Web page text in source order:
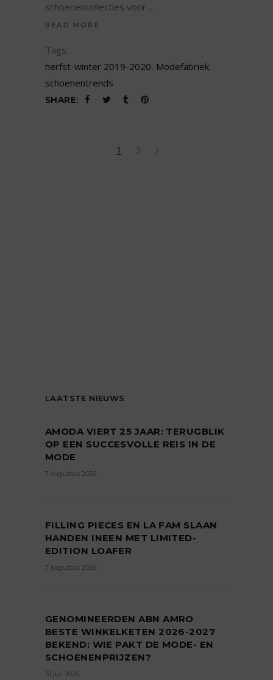
schoenencollecties voor
READ MORE
Tags:
herfst-winter 2019-2020, Modefabriek,
schoenentrends
SHARE:
1 2
LAATSTE NIEUWS
AMODA VIERT 25 JAAR: TERUGBLIK
OP EEN SUCCESVOLLE REIS IN DE
MODE
7 augustus 2026
FILLING PIECES EN LA FAM SLAAN
HANDEN INEEN MET LIMITED-
EDITION LOAFER
7 augustus 2026
GENOMINEERDEN ABN AMRO
BESTE WINKELKETEN 2026-2027
BEKEND: WIE PAKT DE MODE- EN
SCHOENENPRIJZEN?
31 juli 2026